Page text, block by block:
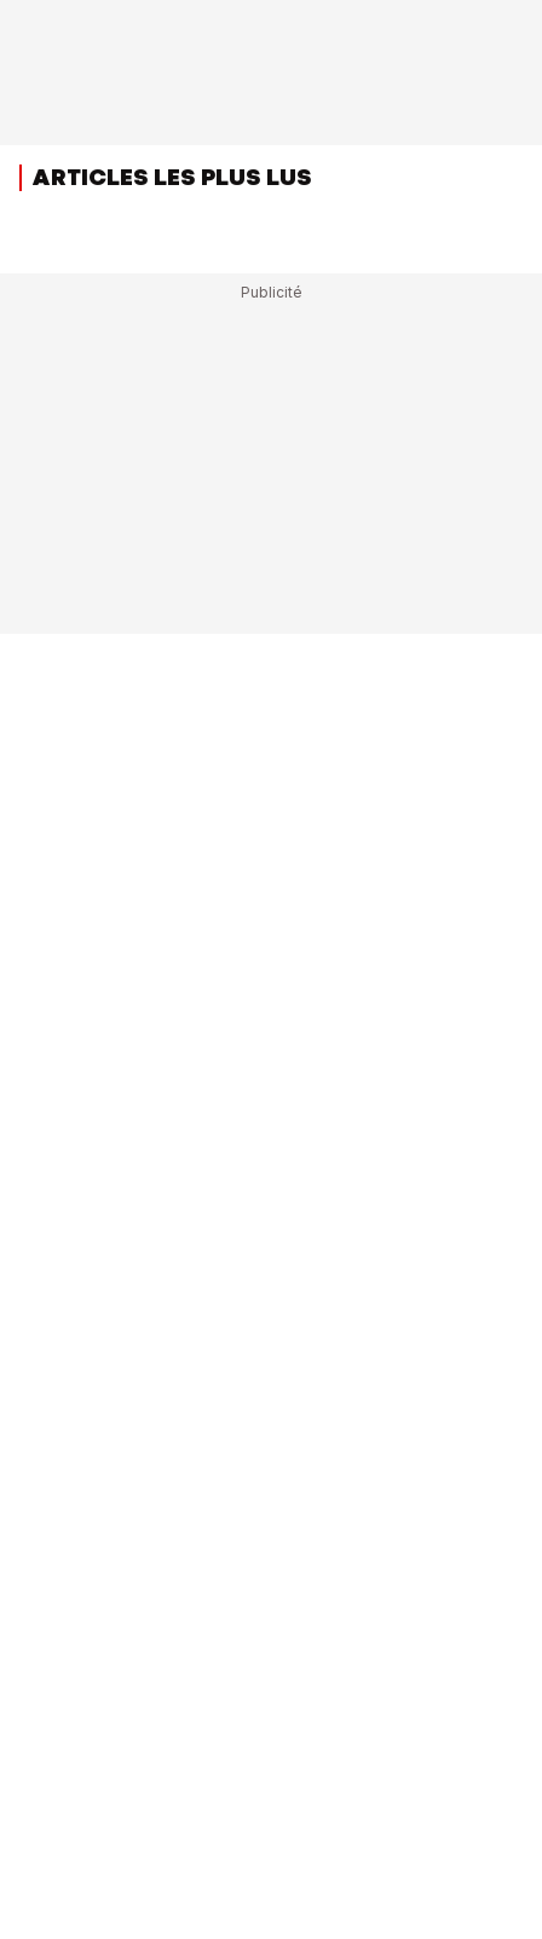
ARTICLES LES PLUS LUS